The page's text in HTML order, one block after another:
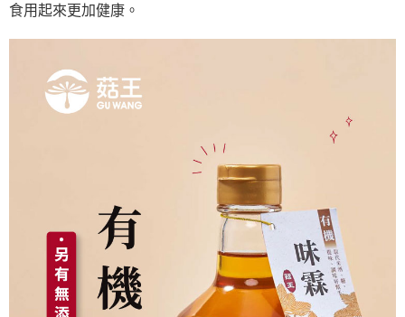
食用起來更加健康。